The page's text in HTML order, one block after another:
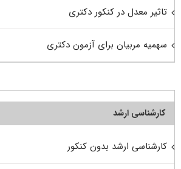
تاثیر معدل در کنکور دکتری
سهمیه مربیان برای آزمون دکتری
کارشناسی ارشد
کارشناسی ارشد بدون کنکور